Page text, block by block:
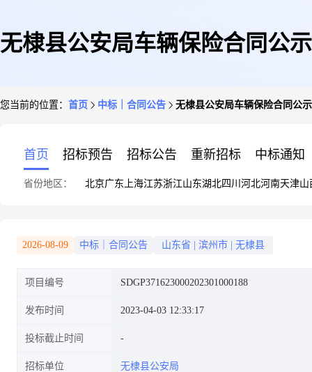
无棣县公安局车辆保险合同公示
您当前的位置： 首页 中标｜合同公告 无棣县公安局车辆保险合同公示
首页 招标预告 招标公告 重新招标 中标通知
省份地区： 北京广东 上海江苏浙江山东湖北四川 河北河南天津山
2026-08-09 中标｜合同公告 山东省 滨州市 无棣县
项目编号 SDGP371623000202301000188
发布时间 2023-04-03 12:33:17
投标截止时间
招标单位 无棣县公安局